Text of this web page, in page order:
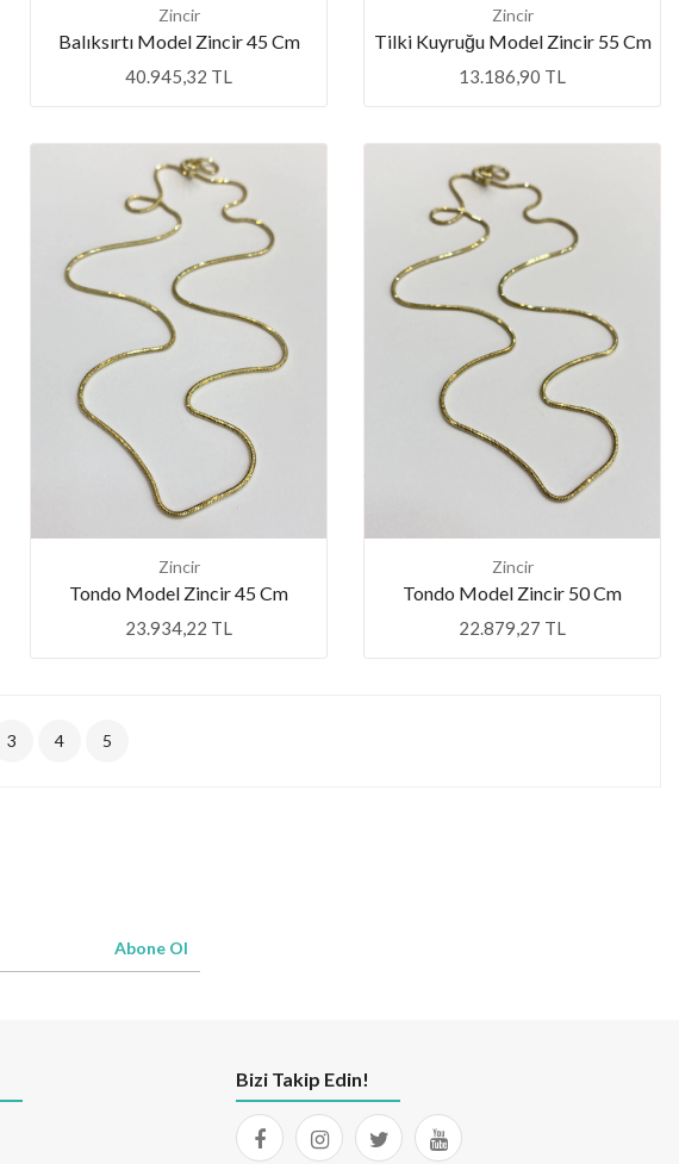
Zincir
Balıksırtı Model Zincir 45 Cm
40.945,32 TL
Zincir
Tilki Kuyruğu Model Zincir 55 Cm
13.186,90 TL
Zincir
Tondo Model Zincir 45 Cm
23.934,22 TL
Zincir
Tondo Model Zincir 50 Cm
22.879,27 TL
3 4 5
Abone Ol
Bizi Takip Edin!